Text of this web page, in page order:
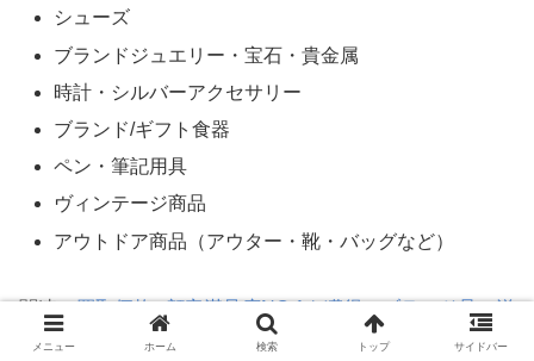
シューズ
ブランドジュエリー・宝石・貴金属
時計・シルバーアクセサリー
ブランド/ギフト食器
ペン・筆記用具
ヴィンテージ商品
アウトドア商品（アウター・靴・バッグなど）
関連：買取価格&顧客満足度NO.1を獲得！ブランド品・洋
服を売るなら「エコスタイル」へ
メニュー ホーム 検索 トップ サイドバー